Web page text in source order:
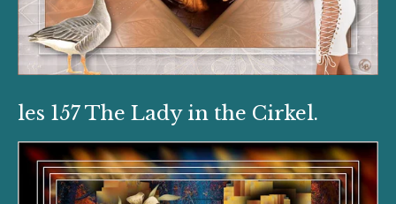
les 157 The Lady in the Cirkel.